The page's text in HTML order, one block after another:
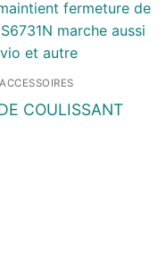
COULISSANT